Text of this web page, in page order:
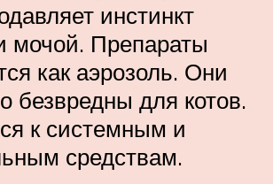
инстинкт
мочой. Препараты
как аэрозоль. Они
безвредны для котов.
к системным и
средствам.